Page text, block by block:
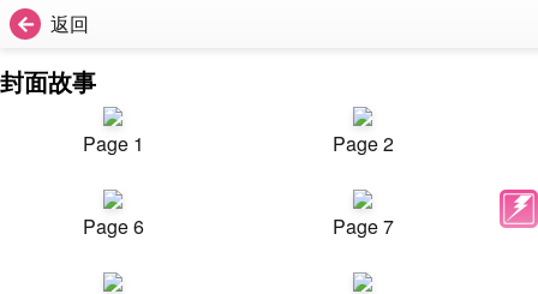
返回
封面故事
Page 1 Page 2
Page 6 Page 7